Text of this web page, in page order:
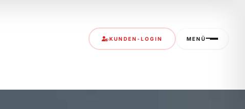
KUNDEN-LOGIN MENÜ